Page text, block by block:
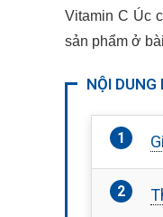
Vitamin C Úc
sản phẩm ở
NỘI DUNG